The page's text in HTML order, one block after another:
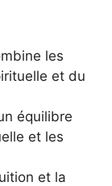
les
et du
équilibre
et les
et la